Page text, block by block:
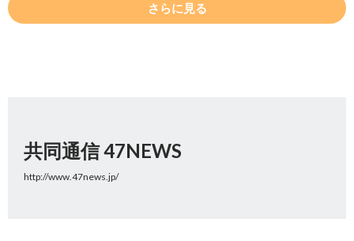
さらに見る
共同通信 47NEWS
http://www.47news.jp/